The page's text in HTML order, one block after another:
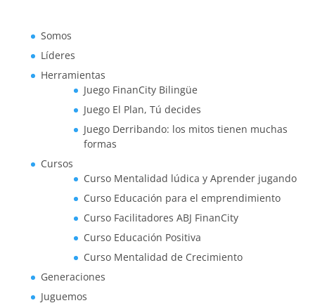
Somos
Líderes
Herramientas
Juego FinanCity Bilingüe
Juego El Plan, Tú decides
Juego Derribando: los mitos tienen muchas
formas
Cursos
Curso Mentalidad lúdica y Aprender jugando
Curso Educación para el emprendimiento
Curso Facilitadores ABJ FinanCity
Curso Educación Positiva
Curso Mentalidad de Crecimiento
Generaciones
Juguemos